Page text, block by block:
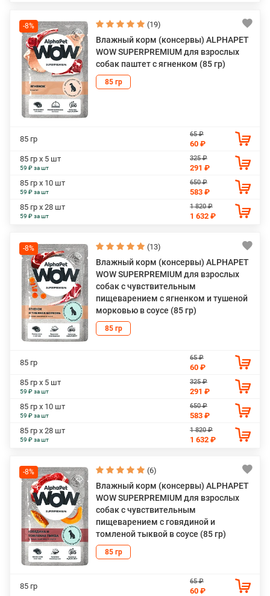
-8% (19)
Влажный корм (консервы) ALPHAPET
WOW SUPERPREMIUM для взрослых
собак паштет с ягненком (85 гр)
85 гр
85 гр
65 ₽
60 ₽
85 гр х 5 шт
59 ₽ за шт
325 ₽
291 ₽
85 гр х 10 шт
59 ₽ за шт
650 ₽
583 ₽
85 гр х 28 шт
59 ₽ за шт
1 820 ₽
1 632 ₽
-8% (13)
Влажный корм (консервы) ALPHAPET
WOW SUPERPREMIUM для взрослых
собак с чувствительным
пищеварением с ягненком и тушеной
морковью в соусе (85 гр)
85 гр
85 гр
65 ₽
60 ₽
85 гр х 5 шт
59 ₽ за шт
325 ₽
291 ₽
85 гр х 10 шт
59 ₽ за шт
650 ₽
583 ₽
85 гр х 28 шт
59 ₽ за шт
1 820 ₽
1 632 ₽
-8% (6)
Влажный корм (консервы) ALPHAPET
WOW SUPERPREMIUM для взрослых
собак с чувствительным
пищеварением с говядиной и
томленой тыквой в соусе (85 гр)
85 гр
85 гр
65 ₽
60 ₽